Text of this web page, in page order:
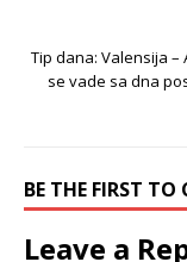
Tip dana: Valensija –
se vade sa dna
BE THE FIRST
Leave a